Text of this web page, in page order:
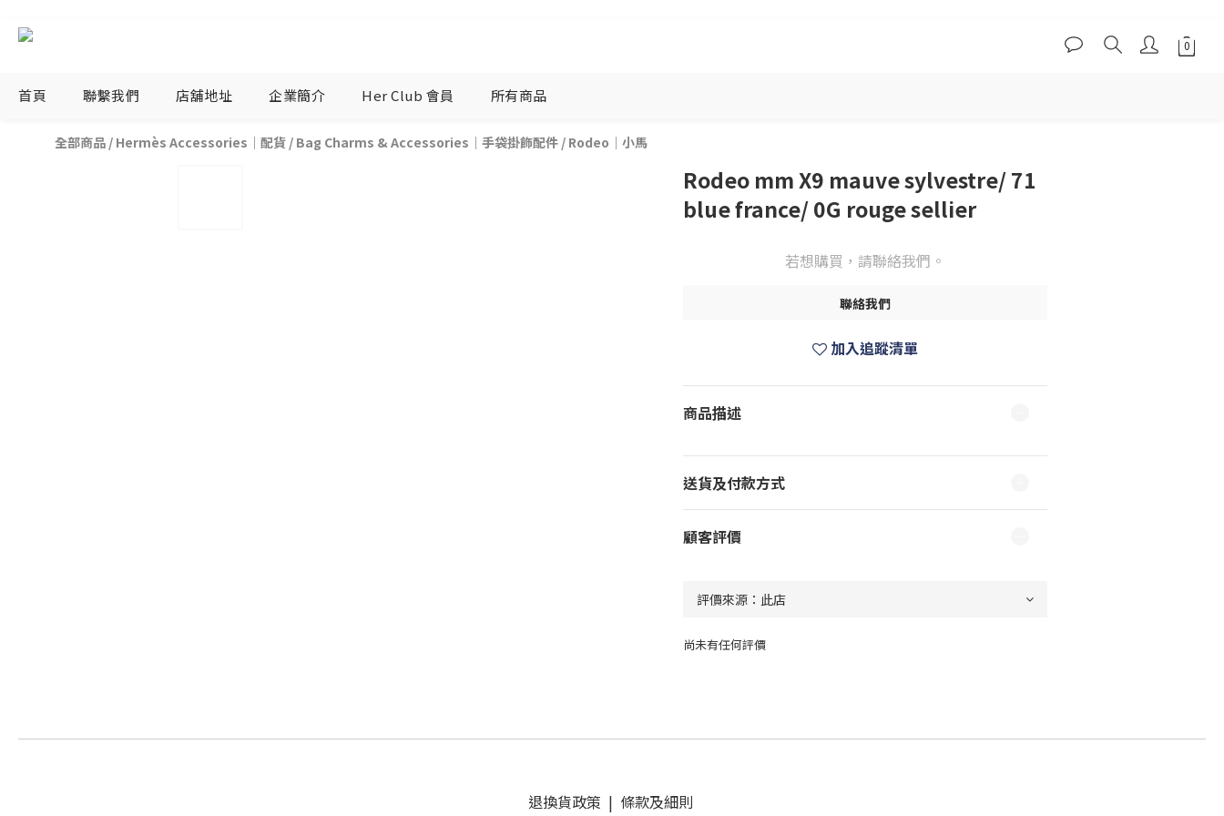
首頁 聯繫我們 店舖地址 企業簡介 Her Club 會員 所有商品
全部商品 / Hermès Accessories｜配貨 / Bag Charms & Accessories｜手袋掛飾配件 / Rodeo｜小馬
Rodeo mm X9 mauve sylvestre/ 71
blue france/ 0G rouge sellier
若想購買，請聯絡我們。
聯絡我們
加入追蹤清單
商品描述
送貨及付款方式
顧客評價
尚未有任何評價
退換貨政策 | 條款及細則